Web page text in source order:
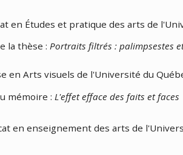
en Études et pratique des arts de
la thèse : Portraits filtrés : palimpsestes
en Arts visuels de l'Université du
mémoire : L'effet efface des faits et faces
en enseignement des arts de